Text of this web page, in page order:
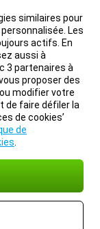
similaires pour
Les
actifs. En
aussi à
3 partenaires à
proposer des
modifier votre
de faire défiler la
de cookies’
de